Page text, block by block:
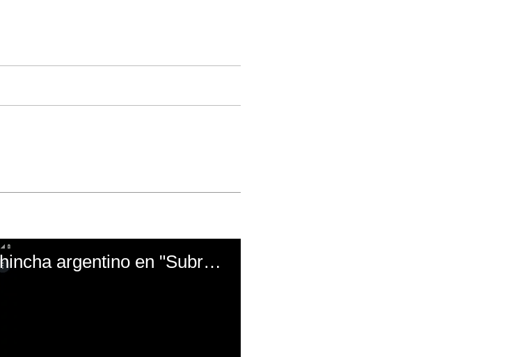
El mal momento de Yanina Gasañol con un hincha argentino en "Subrayado"